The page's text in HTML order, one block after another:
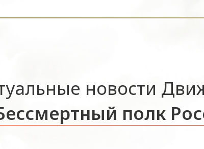
новости
полк